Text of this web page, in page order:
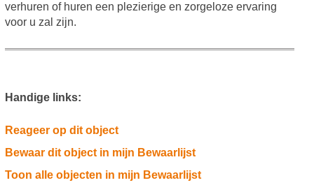
verhuren of huren een plezierige en zorgeloze ervaring
voor u zal zijn.
Handige links:
Reageer op dit object
Bewaar dit object in mijn Bewaarlijst
Toon alle objecten in mijn Bewaarlijst